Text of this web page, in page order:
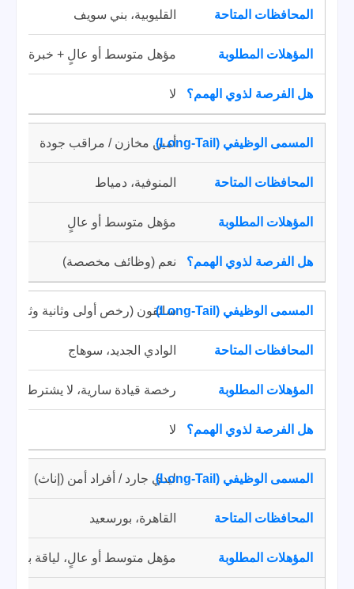
القليوبية، بني سويف
مؤهل متوسط أو عالٍ + خبرة
لا
أمين مخازن / مراقب جودة
المنوفية، دمياط
مؤهل متوسط أو عالٍ
نعم (وظائف مخصصة)
سائقون (رخص أولى وثانية وثالثة)
الوادي الجديد، سوهاج
رخصة قيادة سارية، لا يشترط
لا
ليدي جارد / أفراد أمن (إناث)
القاهرة، بورسعيد
مؤهل متوسط أو عالٍ، لياقة بدنية